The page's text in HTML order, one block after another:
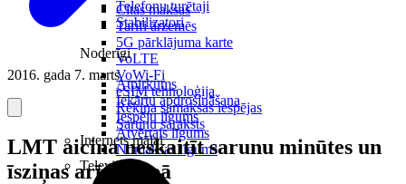
Citas maksas
Tarifi ārzemēs
5G pārklājuma karte
VoLTE
VoWi-Fi
eSIM tehnoloģija
Rēķina samaksas iespējas
Sarunu saraksts
Internets mājai
Telefonu turētaji
Stabilizatori
Noderīgi
Atpirkums
Iekārtu apdrošināšana
Iespēju līgums
Atvērtais līgums
Nomaksas līgums
Televizori
2016. gada 7. marts
LMT aicina neskaitīt sarunu minūtes un
īsziņas arī Eiropā